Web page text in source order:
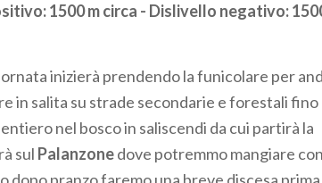
1500 m circa - Dislivello negativo:
inizierà prendendo la funicolare per
in salita su strade secondarie e forestali fino
nel bosco in saliscendi da cui partirà la
sul Palanzonedove potremmo mangiare
dopo pranzo faremo una breve discesa prima